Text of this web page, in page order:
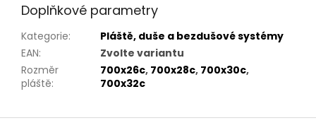
Doplňkové parametry
Kategorie:
Pláště, duše a bezdušové systémy
EAN:
Zvolte variantu
Rozměr
pláště:
700x26c, 700x28c, 700x30c,
700x32c
Z